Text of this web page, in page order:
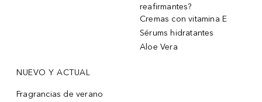
reafirmantes?
Cremas con vitamina E
Sérums hidratantes
Aloe Vera
NUEVO Y ACTUAL
Fragrancias de verano